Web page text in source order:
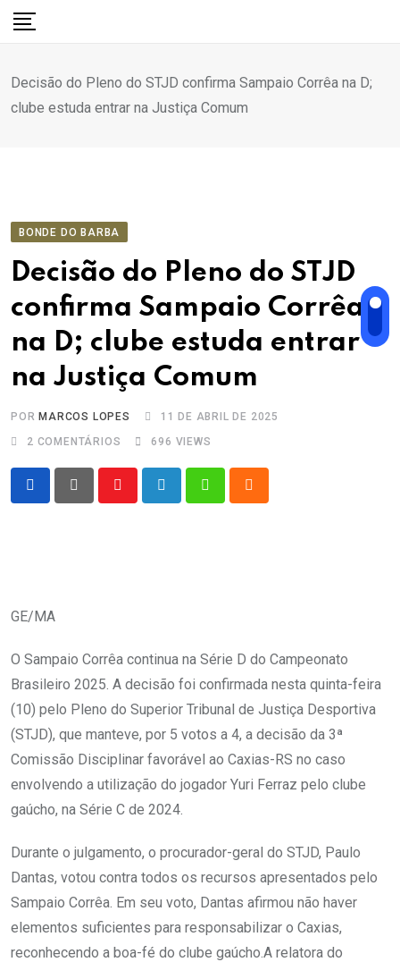
para
conteúdo
Decisão do Pleno do STJD confirma Sampaio Corrêa na D;
clube estuda entrar na Justiça Comum
BONDE DO BARBA
Decisão do Pleno do STJD
confirma Sampaio Corrêa
na D; clube estuda entrar
na Justiça Comum
POR MARCOS LOPES
11 DE ABRIL DE 2025
2 COMENTÁRIOS 696 VIEWS
GE/MA
O Sampaio Corrêa continua na Série D do Campeonato
Brasileiro 2025. A decisão foi confirmada nesta quinta-feira
(10) pelo Pleno do Superior Tribunal de Justiça Desportiva
(STJD), que manteve, por 5 votos a 4, a decisão da 3ª
Comissão Disciplinar favorável ao Caxias-RS no caso
envolvendo a utilização do jogador Yuri Ferraz pelo clube
gaúcho, na Série C de 2024.
Durante o julgamento, o procurador-geral do STJD, Paulo
Dantas, votou contra todos os recursos apresentados pelo
Sampaio Corrêa. Em seu voto, Dantas afirmou não haver
elementos suficientes para responsabilizar o Caxias,
reconhecendo a boa-fé do clube gaúcho.A relatora do